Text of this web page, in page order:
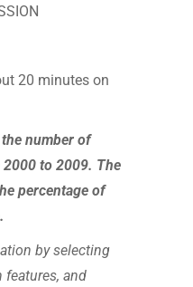
20 minutes on
number of
to 2009. The
percentage of
by selecting
features, and